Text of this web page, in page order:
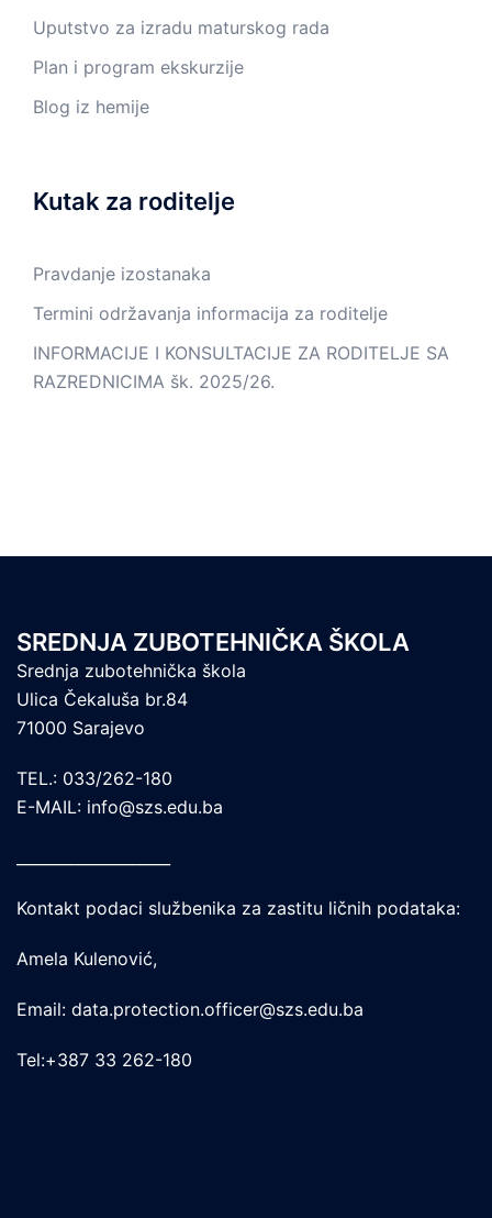
Uputstvo za izradu maturskog rada
Plan i program ekskurzije
Blog iz hemije
Kutak za roditelje
Pravdanje izostanaka
Termini održavanja informacija za roditelje
INFORMACIJE I KONSULTACIJE ZA RODITELJE SA
RAZREDNICIMA šk. 2025/26.
SREDNJA ZUBOTEHNIČKA ŠKOLA
Srednja zubotehnička škola
Ulica Čekaluša br.84
71000 Sarajevo
TEL.: 033/262-180
E-MAIL: info@szs.edu.ba
Kontakt podaci službenika za zastitu ličnih podataka:
Amela Kulenović,
Email: data.protection.officer@szs.edu.ba
Tel:+387 33 262-180